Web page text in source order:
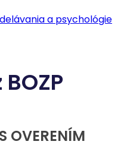
a psychológie
OVERENÍM